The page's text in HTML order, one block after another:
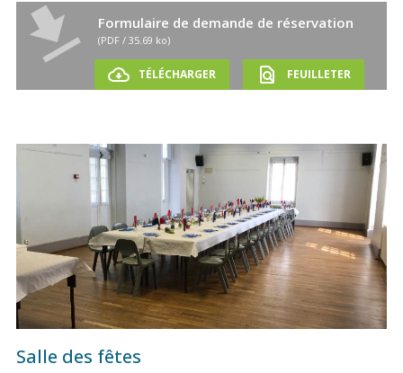
file_downloadFormulaire de demande de réservation
(PDF / 35.69 ko)
cloud_download TÉLÉCHARGER find_in_page FEUILLETER
Salle des fêtes